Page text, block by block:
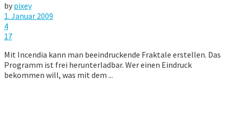
by pixey
1. Januar 2009
4
17
Mit Incendia kann man beeindruckende Fraktale erstellen. Das
Programm ist frei herunterladbar. Wer einen Eindruck
bekommen will, was mit dem ...